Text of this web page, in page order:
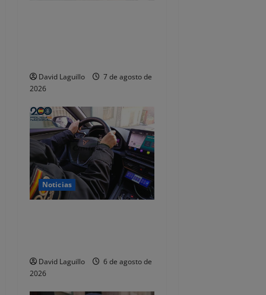
t
r
a
d
a
s
David Laguillo
7 de agosto de
2026
Noticias
David Laguillo
6 de agosto de
2026